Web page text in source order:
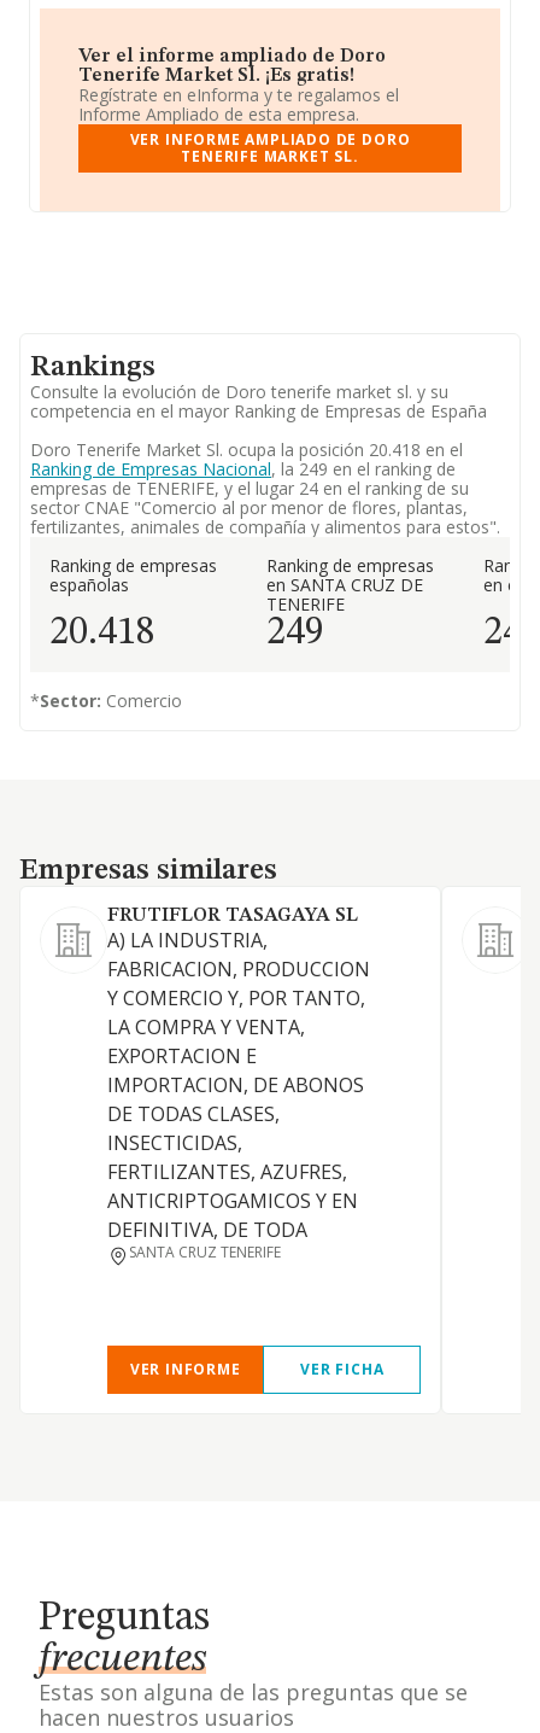
compañía y alimentos para los mismos en
actividades veterinarias cnae 7500. c) otros servicios
personales n.c.o.p. cnae 9609. d) otras. Se ha
posicionado más abajo en el ranking de sectores frente
al 2023. En cuanto a la posición en el ranking nacional,
la empresa ha perdido posiciones frente al 2023.
Ver el informe ampliado de Doro
Tenerife Market Sl. ¡Es gratis!
Regístrate en eInforma y te regalamos el
Informe Ampliado de esta empresa.
VER INFORME AMPLIADO DE DORO
TENERIFE MARKET SL.
Rankings
Consulte la evolución de Doro tenerife market sl. y su
competencia en el mayor Ranking de Empresas de España
Doro Tenerife Market Sl. ocupa la posición 20.418 en el
Ranking de Empresas Nacional, la 249 en el ranking de
empresas de TENERIFE, y el lugar 24 en el ranking de su
sector CNAE "Comercio al por menor de flores, plantas,
fertilizantes, animales de compañía y alimentos para estos".
Ranking de empresas
españolas
20.418
Ranking de empresas
en SANTA CRUZ DE
TENERIFE
249
en el
24
*Sector: Comercio
Empresas similares
Empresas similares
FRUTIFLOR TASAGAYA SL
A) LA INDUSTRIA,
FABRICACION, PRODUCCION
Y COMERCIO Y, POR TANTO,
LA COMPRA Y VENTA,
EXPORTACION E
IMPORTACION, DE ABONOS
DE TODAS CLASES,
INSECTICIDAS,
FERTILIZANTES, AZUFRES,
ANTICRIPTOGAMICOS Y EN
DEFINITIVA, DE TODA
SANTA CRUZ TENERIFE
VER INFORME VER FICHA
Preguntas
frecuentes
Estas son alguna de las preguntas que se
hacen nuestros usuarios